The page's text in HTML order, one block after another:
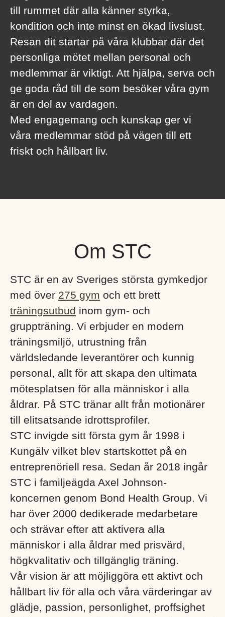
till rummet där alla känner styrka,
kondition och inte minst en ökad livslust.
Resan dit startar på våra klubbar där det
personliga mötet mellan personal och
medlemmar är viktigt. Att hjälpa, serva och
ge goda råd till de som besöker våra gym
är en del av vardagen.
Med engagemang och kunskap ger vi
våra medlemmar stöd på vägen till ett
friskt och hållbart liv.
Om STC
STC är en av Sveriges största gymkedjor
med över 275 gym och ett brett
träningsutbud inom gym- och
gruppträning. Vi erbjuder en modern
träningsmiljö, utrustning från
världsledande leverantörer och kunnig
personal, allt för att skapa den ultimata
mötesplatsen för alla människor i alla
åldrar. På STC tränar allt från motionärer
till elitsatsande idrottsprofiler.
STC invigde sitt första gym år 1998 i
Kungälv vilket blev startskottet på en
entreprenöriell resa. Sedan år 2018 ingår
STC i familjeägda Axel Johnson-
koncernen genom Bond Health Group. Vi
har över 2000 dedikerade medarbetare
och strävar efter att aktivera alla
människor i alla åldrar med prisvärd,
högkvalitativ och tillgänglig träning.
Vår vision är att möjliggöra ett aktivt och
hållbart liv för alla och våra värderingar av
glädje, passion, personlighet, proffsighet